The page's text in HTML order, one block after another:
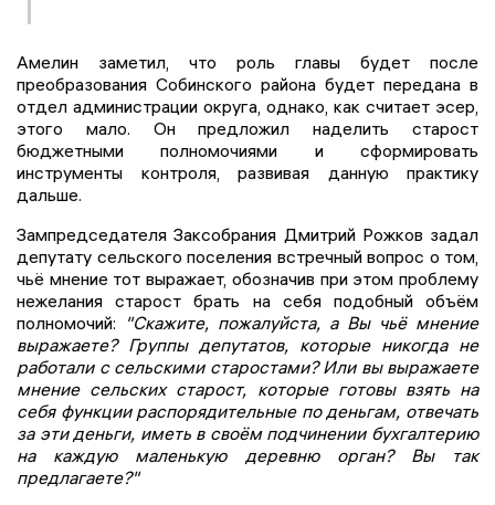
Амелин заметил, что роль главы будет после
преобразования Собинского района будет передана в
отдел администрации округа, однако, как считает эсер,
этого мало. Он предложил наделить старост
бюджетными полномочиями и сформировать
инструменты контроля, развивая данную практику
дальше.
Зампредседателя Заксобрания Дмитрий Рожков задал
депутату сельского поселения встречный вопрос о том,
чьё мнение тот выражает, обозначив при этом проблему
нежелания старост брать на себя подобный объём
полномочий: "Скажите, пожалуйста, а Вы чьё мнение
выражаете? Группы депутатов, которые никогда не
работали с сельскими старостами? Или вы выражаете
мнение сельских старост, которые готовы взять на
себя функции распорядительные по деньгам, отвечать
за эти деньги, иметь в своём подчинении бухгалтерию
на каждую маленькую деревню орган? Вы так
предлагаете?"